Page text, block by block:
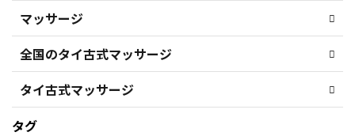
マッサージ
全国のタイ古式マッサージ
タイ古式マッサージ
タグ